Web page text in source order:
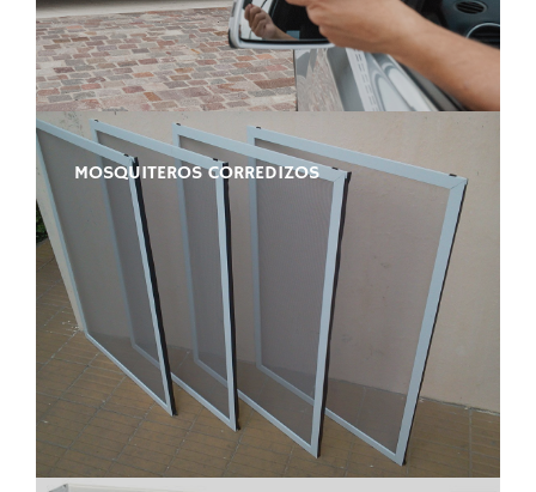
MOSQUITEROS CORREDIZOS